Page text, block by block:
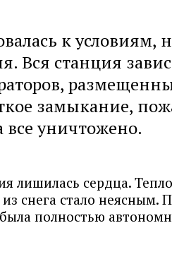
к условиям,
Вся станция
замыкание,
все уничтожено.
лишилась сердца.
снега стало неясным.
полностью